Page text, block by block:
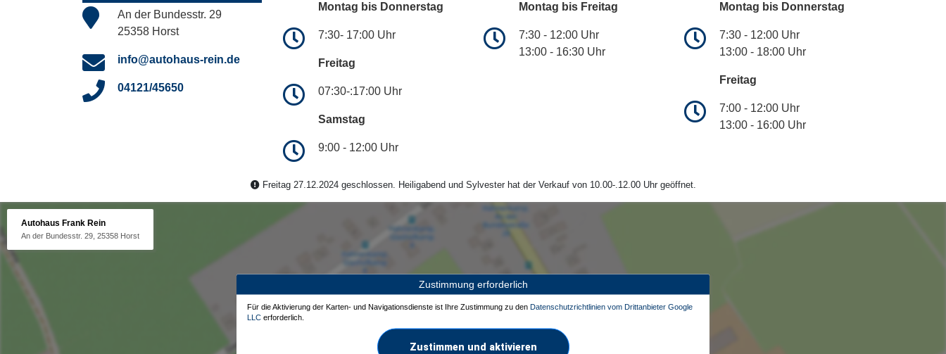
An der Bundesstr. 29
25358 Horst
info@autohaus-rein.de
04121/45650
Montag bis Donnerstag
7:30- 17:00 Uhr
Freitag
07:30-:17:00 Uhr
Samstag
9:00 - 12:00 Uhr
Montag bis Freitag
7:30 - 12:00 Uhr
13:00 - 16:30 Uhr
Montag bis Donnerstag
7:30 - 12:00 Uhr
13:00 - 18:00 Uhr
Freitag
7:00 - 12:00 Uhr
13:00 - 16:00 Uhr
Freitag 27.12.2024 geschlossen. Heiligabend und Sylvester hat der Verkauf von 10.00-.12.00 Uhr geöffnet.
Autohaus Frank Rein
An der Bundesstr. 29, 25358 Horst
Zustimmung erforderlich
Für die Aktivierung der Karten- und Navigationsdienste ist Ihre Zustimmung zu den Datenschutzrichtlinien vom Drittanbieter Google
LLC erforderlich.
Zustimmen und aktivieren